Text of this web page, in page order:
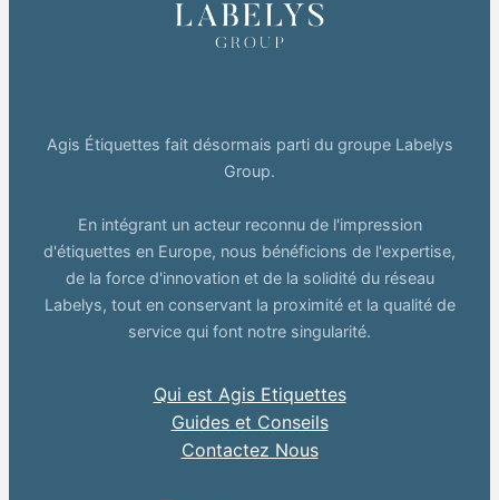
Agis Étiquettes fait désormais parti du groupe Labelys
Group.
En intégrant un acteur reconnu de l'impression
d'étiquettes en Europe, nous bénéficions de l'expertise,
de la force d'innovation et de la solidité du réseau
Labelys, tout en conservant la proximité et la qualité de
service qui font notre singularité.
Qui est Agis Etiquettes
Guides et Conseils
Contactez Nous